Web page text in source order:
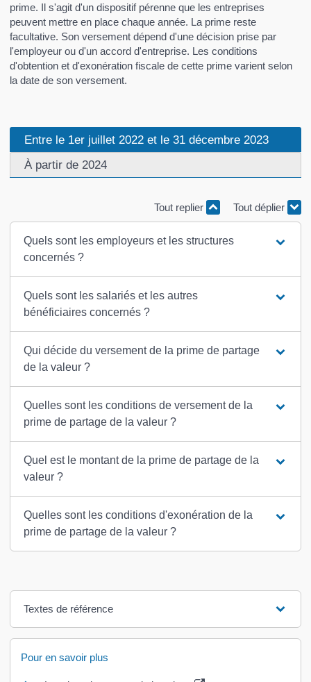
prime. Il s'agit d'un dispositif pérenne que les entreprises
peuvent mettre en place chaque année. La prime reste
facultative. Son versement dépend d'une décision prise par
l'employeur ou d'un accord d'entreprise. Les conditions
d'obtention et d'exonération fiscale de cette prime varient selon
la date de son versement.
Entre le 1er juillet 2022 et le 31 décembre 2023
À partir de 2024
Tout replier Tout déplier
Quels sont les employeurs et les structures
concernés ?
Quels sont les salariés et les autres
bénéficiaires concernés ?
Qui décide du versement de la prime de partage
de la valeur ?
Quelles sont les conditions de versement de la
prime de partage de la valeur ?
Quel est le montant de la prime de partage de la
valeur ?
Quelles sont les conditions d'exonération de la
prime de partage de la valeur ?
Textes de référence
Pour en savoir plus